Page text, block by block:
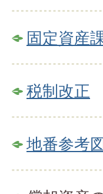
固定資産
税制改正
地番参考